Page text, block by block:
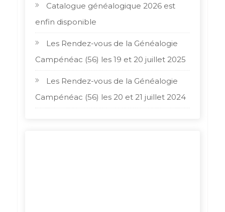
Catalogue généalogique 2026 est
enfin disponible
Les Rendez-vous de la Généalogie
Campénéac (56) les 19 et 20 juillet 2025
Les Rendez-vous de la Généalogie
Campénéac (56) les 20 et 21 juillet 2024